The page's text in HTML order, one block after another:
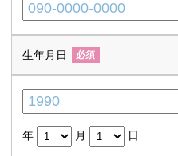
生年月日 必須
年 月 日